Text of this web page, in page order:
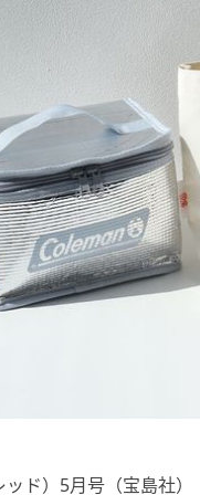
ド）5月号（宝島社）